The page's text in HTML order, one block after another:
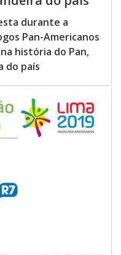
durante a
Pan-Americanos
história do Pan,
do país